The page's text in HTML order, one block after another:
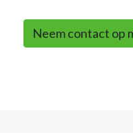
Neem contact op